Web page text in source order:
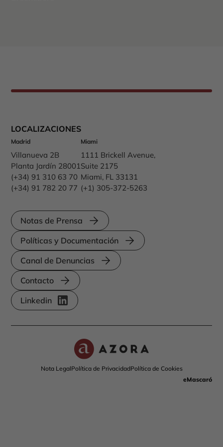
LOCALIZACIONES
Madrid
Villanueva 2B
Planta Jardín 28001
(+34) 91 310 63 70
(+34) 91 782 20 77
Miami
1111 Brickell Avenue,
Suite 2175
Miami, FL 33131
(+1) 305-372-5263
Notas de Prensa
Políticas y Documentación
Canal de Denuncias
Contacto
Linkedin
Nota LegalPolítica de PrivacidadPolítica de Cookies
eMascaró